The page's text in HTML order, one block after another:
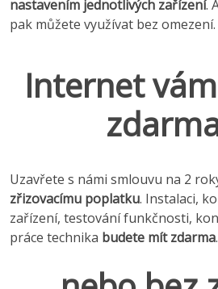
nastavením jednotlivých zařízení.
pak můžete využívat bez omezení.
Internet
Uzavřete s námi smlouvu na 2
zřizovacímu poplatku. Instalaci,
zařízení, testování funkčnosti,
práce technika budete mít zdarma.